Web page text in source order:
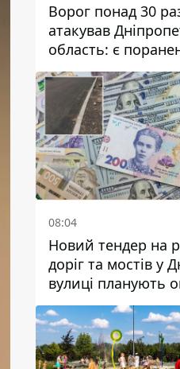
Ворог понад 30
атакував
область: є
пошкоджені
та підприємства
08:04
Новий тендер на
доріг та мостів у
вулиці планують
скільки десятків
гривень на це
витратити